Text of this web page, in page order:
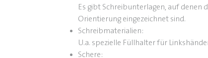
Es gibt Schreibunterlagen, auf
Orientierung eingezeichnet sind.
Schreibmaterialien:
U.a. spezielle Füllhalter für
Schere: